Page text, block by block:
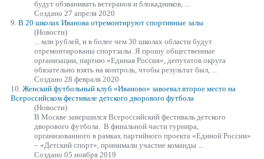
будут обзванивать ветеранов и блокадников, ...
Создано 27 апреля 2020
9. В 20 школах Иванова отремонтируют спортивные залы
(Новости)
... млн рублей, и в более чем 30 школах области будут
отремонтированы спортзалы. Я прошу общественные
организации, партию «Единая Россия», депутатов округа
обязательно взять на контроль, чтобы результат был, ...
Создано 28 февраля 2020
10. Женский футбольный клуб «Иваново» завоевал второе место на
Всероссийском фестивале детского дворового футбола
(Новости)
В Москве завершился Всероссийский фестиваль детского
дворового футбола. В финальной части турнира,
организованного в рамках партийного проекта «Единой России»
– «Детский спорт», принимали участие команды ...
Создано 05 ноября 2019